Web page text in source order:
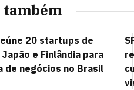
também
20 startups de
e Finlândia para
de negócios no Brasil